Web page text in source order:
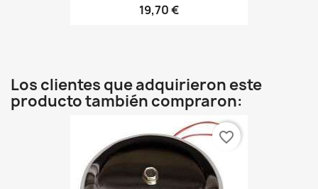
19,70 €
Los clientes que adquirieron este
producto también compraron:
favorite_border